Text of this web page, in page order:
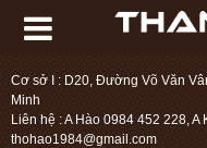
Cơ sở I : D20, Đường Võ Văn
Minh
Liên hệ : A Hào 0984 452 228,
thohao1984@gmail.com